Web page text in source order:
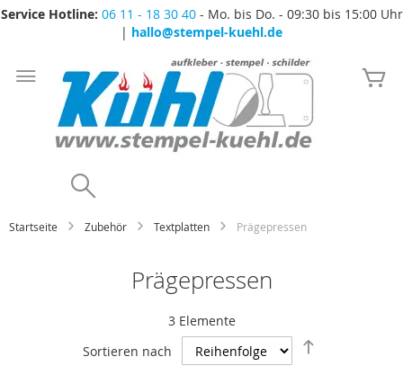
Service Hotline: 06 11 - 18 30 40- Mo. bis Do. - 09:30 bis 15:00 Uhr
| hallo@stempel-kuehl.de
Zum
Inhalt
springen
Startseite Zubehör Textplatten Prägepressen
Prägepressen
3Elemente
Sortieren nach